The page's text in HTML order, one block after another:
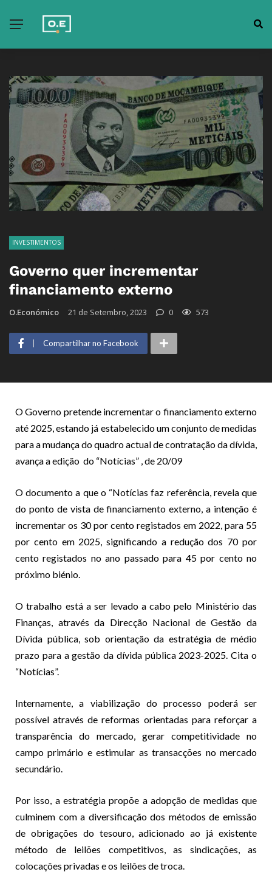
INVESTIMENTOS
Governo quer incrementar
financiamento externo
O.Económico 21 de Setembro, 2023 0 573
Compartilhar no Facebook
O Governo pretende incrementar o financiamento externo
até 2025, estando já estabelecido um conjunto de medidas
para a mudança do quadro actual de contratação da dívida,
avança a edição do “Notícias” , de 20/09
O documento a que o “Notícias faz referência, revela que
do ponto de vista de financiamento externo, a intenção é
incrementar os 30 por cento registados em 2022, para 55
por cento em 2025, significando a redução dos 70 por
cento registados no ano passado para 45 por cento no
próximo biénio.
O trabalho está a ser levado a cabo pelo Ministério das
Finanças, através da Direcção Nacional de Gestão da
Dívida pública, sob orientação da estratégia de médio
prazo para a gestão da dívida pública 2023-2025. Cita o
“Notícias”.
Internamente, a viabilização do processo poderá ser
possível através de reformas orientadas para reforçar a
transparência do mercado, gerar competitividade no
campo primário e estimular as transacções no mercado
secundário.
Por isso, a estratégia propõe a adopção de medidas que
culminem com a diversificação dos métodos de emissão
de obrigações do tesouro, adicionado ao já existente
método de leilões competitivos, as sindicações, as
colocações privadas e os leilões de troca.